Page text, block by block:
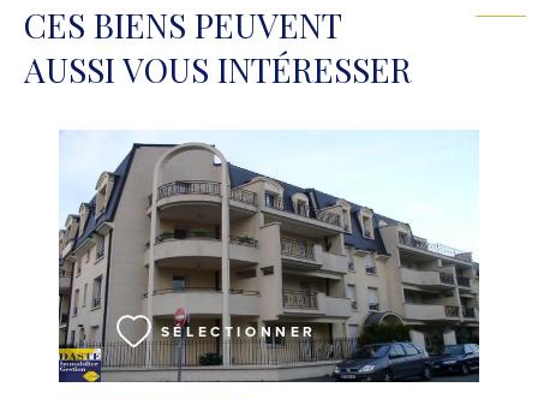
CES BIENS PEUVENT
AUSSI VOUS INTÉRESSER
SÉLECTIONNER
VOIR LE BIEN